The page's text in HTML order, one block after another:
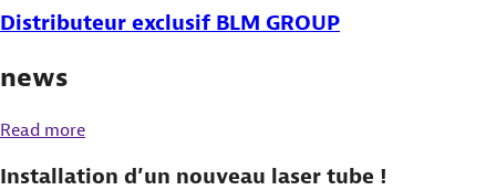
Distributeur exclusif BLM GROUP
news
Read more
Installation d’un nouveau laser tube !